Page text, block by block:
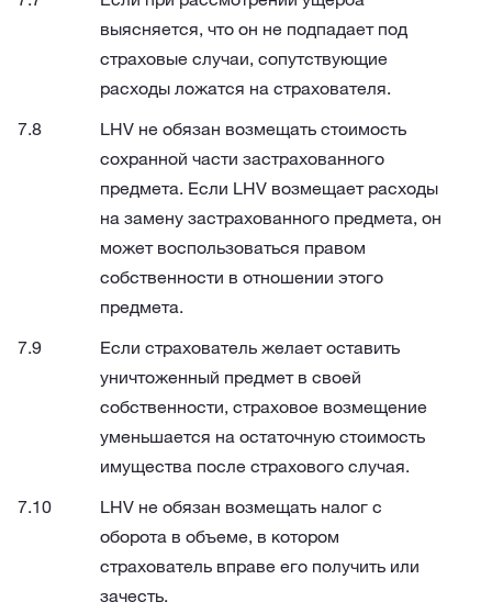
выясняется, что он не подпадает под
страховые случаи, сопутствующие
расходы ложатся на страхователя.
LHV не обязан возмещать стоимость
сохранной части застрахованного
предмета. Если LHV возмещает расходы
на замену застрахованного предмета, он
может воспользоваться правом
собственности в отношении этого
предмета.
Если страхователь желает оставить
уничтоженный предмет в своей
собственности, страховое возмещение
уменьшается на остаточную стоимость
имущества после страхового случая.
LHV не обязан возмещать налог с
оборота в объеме, в котором
страхователь вправе его получить или
зачесть.